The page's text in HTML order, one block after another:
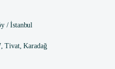
/ İstanbul
Tivat, Karadağ